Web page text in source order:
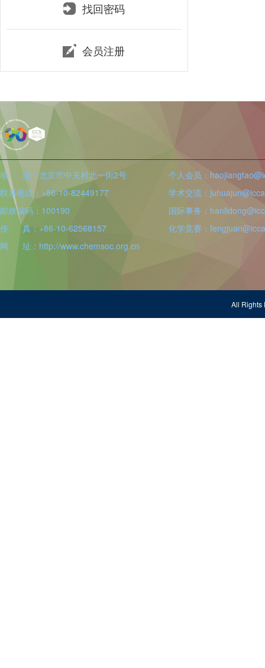
找回密码
会员注册
地 址：北京市中关村北一街2号
联系电话：+86-10-82449177
邮政编码：100190
传 真：+86-10-62568157
网 址：http://www.chemsoc.org.cn
个人会员：
学术交流：
国际事务：
化学竞赛：
All Rights